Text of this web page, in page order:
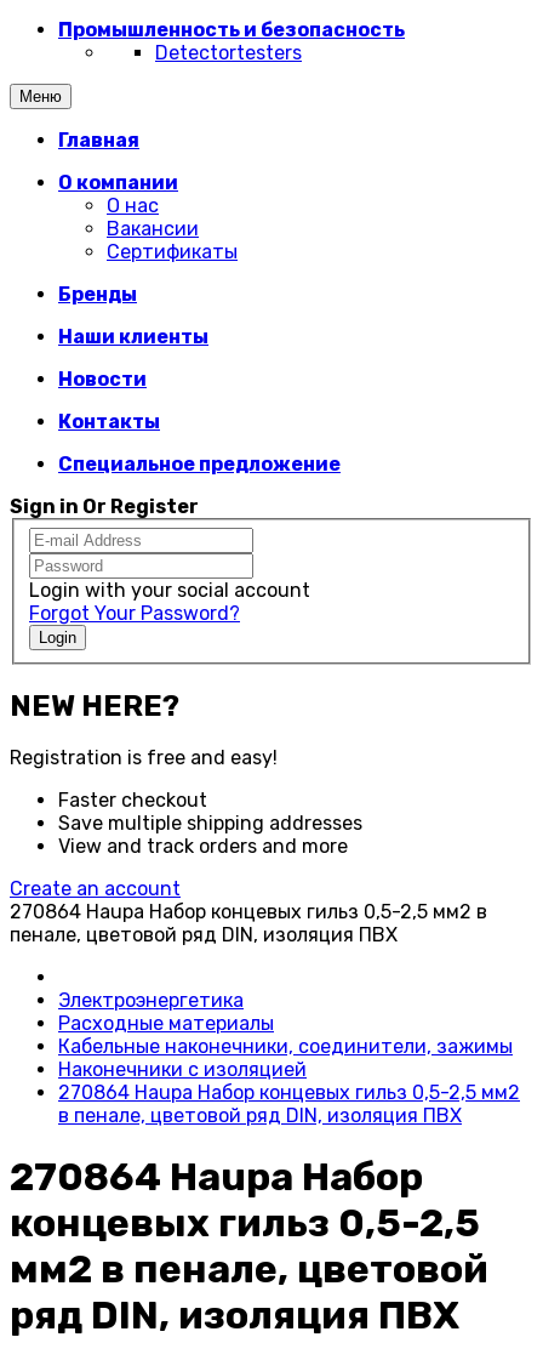
Промышленность и безопасность
Detectortesters
Меню
Главная
О компании
О нас
Вакансии
Сертификаты
Бренды
Наши клиенты
Новости
Контакты
Специальное предложение
Sign in Or Register
Login with your social account
Forgot Your Password?
Login
NEW HERE?
Registration is free and easy!
Faster checkout
Save multiple shipping addresses
View and track orders and more
Create an account
270864 Haupa Набор концевых гильз 0,5-2,5 мм2 в
пенале, цветовой ряд DIN, изоляция ПВХ
Электроэнергетика
Расходные материалы
Кабельные наконечники, соединители, зажимы
Наконечники с изоляцией
270864 Haupa Набор концевых гильз 0,5-2,5 мм2
в пенале, цветовой ряд DIN, изоляция ПВХ
270864 Haupa Набор
концевых гильз 0,5-2,5
мм2 в пенале, цветовой
ряд DIN, изоляция ПВХ